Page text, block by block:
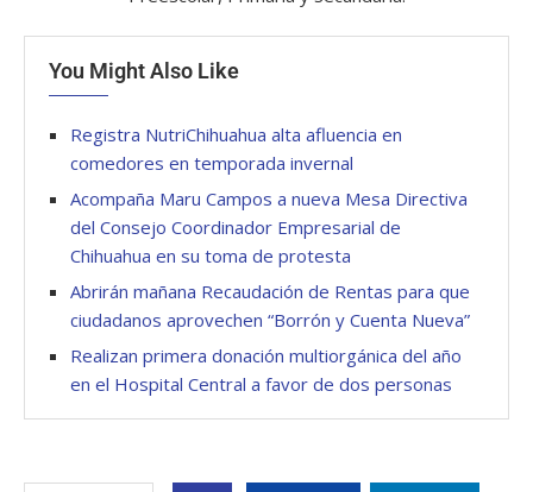
You Might Also Like
Registra NutriChihuahua alta afluencia en
comedores en temporada invernal
Acompaña Maru Campos a nueva Mesa Directiva
del Consejo Coordinador Empresarial de
Chihuahua en su toma de protesta
Abrirán mañana Recaudación de Rentas para que
ciudadanos aprovechen “Borrón y Cuenta Nueva”
Realizan primera donación multiorgánica del año
en el Hospital Central a favor de dos personas